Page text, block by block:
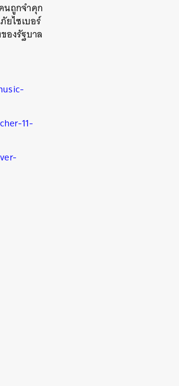
นถูกจำคุก
ยไซเบอร์
องรัฐบาล
11-